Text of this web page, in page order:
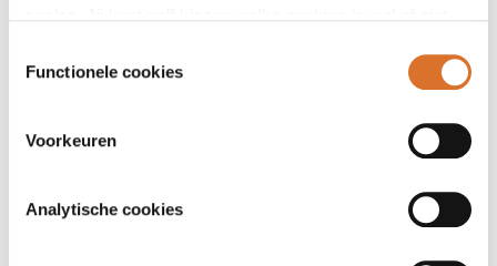
Functionele cookies
Voorkeuren
Analytische cookies